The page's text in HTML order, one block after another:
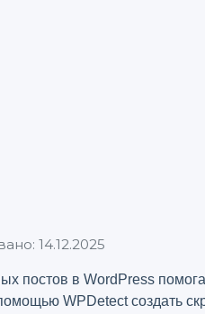
14.12.2025
постов в WordPress
WPDetect создать